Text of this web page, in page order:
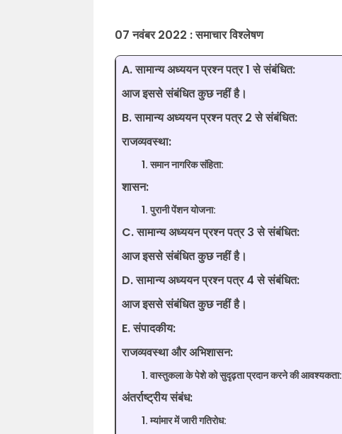
07 नवंबर 2022 : समाचार विश्लेषण
A. सामान्य अध्ययन प्रश्न पत्र 1 से संबंधित:
आज इससे संबंधित कुछ नहीं है।
B. सामान्य अध्ययन प्रश्न पत्र 2 से संबंधित:
राजव्यवस्था:
समान नागरिक संहिता:
शासन:
पुरानी पेंशन योजना:
C. सामान्य अध्ययन प्रश्न पत्र 3 से संबंधित:
आज इससे संबंधित कुछ नहीं है।
D. सामान्य अध्ययन प्रश्न पत्र 4 से संबंधित:
आज इससे संबंधित कुछ नहीं है।
E. संपादकीय:
राजव्यवस्था और अभिशासन:
वास्तुकला के पेशे को सुदृढ़ता प्रदान करने की आवश्यकता:
अंतर्राष्ट्रीय संबंध:
म्यांमार में जारी गतिरोध: